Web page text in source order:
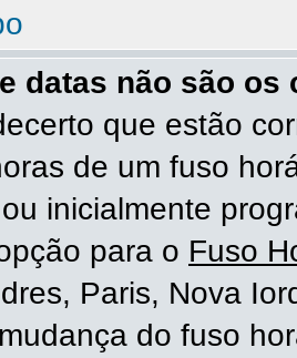
datas não são os
que estão
de um fuso
inicialmente
para o Fuso
Paris, Nova
do fuso